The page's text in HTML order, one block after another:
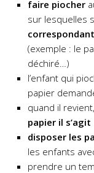
faire piocher
sur lesquelles
(exemple : le
déchiré…)
l’enfant qui
papier
quand il
papier il s’agit
disposer les
les enfants
prendre un